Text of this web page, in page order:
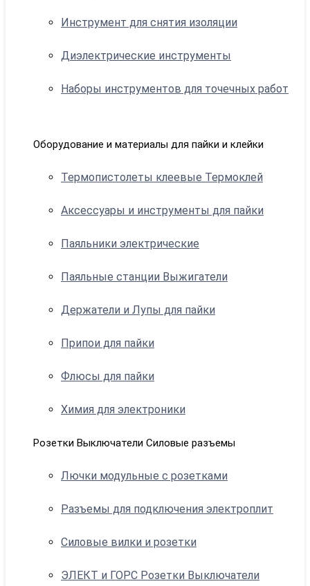
Инструмент для снятия изоляции
Диэлектрические инструменты
Наборы инструментов для точечных работ
Оборудование и материалы для пайки и клейки
Термопистолеты клеевые Термоклей
Аксессуары и инструменты для пайки
Паяльники электрические
Паяльные станции Выжигатели
Держатели и Лупы для пайки
Припои для пайки
Флюсы для пайки
Химия для электроники
Розетки Выключатели Силовые разъемы
Лючки модульные с розетками
Разъемы для подключения электроплит
Силовые вилки и розетки
ЭЛЕКТ и ГОРС Розетки Выключатели